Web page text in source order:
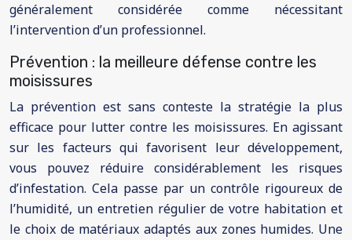
généralement considérée comme nécessitant
l’intervention d’un professionnel.
Prévention : la meilleure défense contre les
moisissures
La prévention est sans conteste la stratégie la plus
efficace pour lutter contre les moisissures. En agissant
sur les facteurs qui favorisent leur développement,
vous pouvez réduire considérablement les risques
d’infestation. Cela passe par un contrôle rigoureux de
l’humidité, un entretien régulier de votre habitation et
le choix de matériaux adaptés aux zones humides. Une